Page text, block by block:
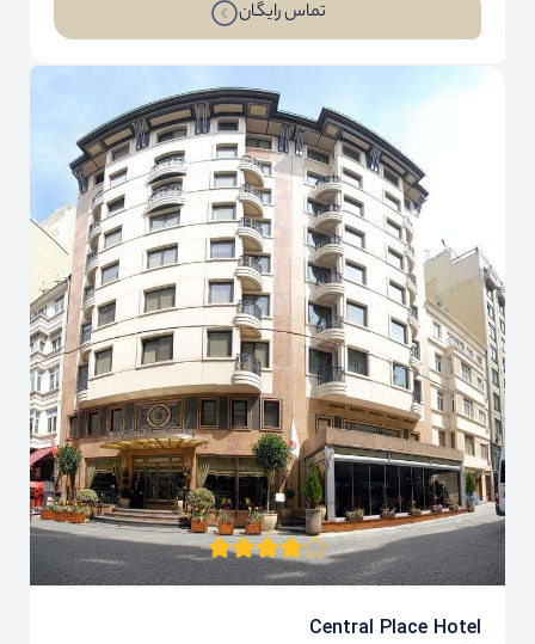
تماس رایگان
Central Place Hotel